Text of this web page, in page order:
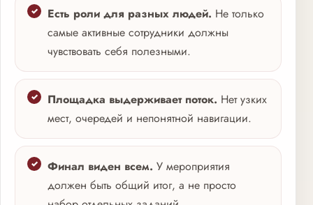
Есть роли для разных людей. Не только
самые активные сотрудники должны
чувствовать себя полезными.
Площадка выдерживает поток. Нет узких
мест, очередей и непонятной навигации.
Финал виден всем. У мероприятия
должен быть общий итог, а не просто